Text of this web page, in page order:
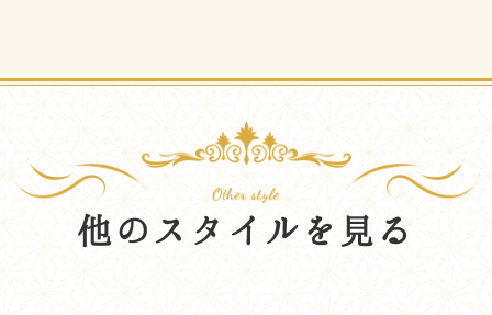
他のスタイルを見る